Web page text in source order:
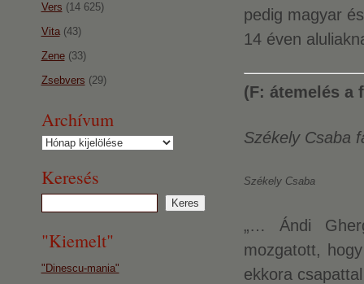
pedig magyar
14 éven
(F: átemelés a
Székely Csaba
Székely Csaba
„… Ándi
mozgatott,
ekkora
Vers (14 625)
Vita(43)
Zene(33)
Zsebvers (29)
Archívum
Archívum
Keresés
"Kiemelt"
"Dinescu-mania"